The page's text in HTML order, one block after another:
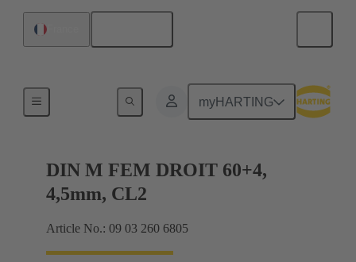
myHARTING
Raccordement carte mère à carte fille
DIN M FEM DROIT 60+4,
4,5mm, CL2
Article No.: 09 03 260 6805